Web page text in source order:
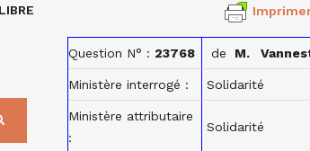
Question N° : 23768 de M.
Ministère interrogé : Solidarité
Ministère attributaire
:
Solidarité
RECHERCHER